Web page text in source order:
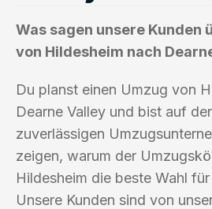
Was sagen unsere Kunden
von Hildesheim nach
Du planst einen Umzug von
Dearne Valley und bist auf
zuverlässigen
zeigen, warum der
Hildesheim die beste Wahl
Unsere Kunden sind von